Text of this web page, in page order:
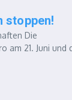
stoppen!
Die
am 21. Juni und